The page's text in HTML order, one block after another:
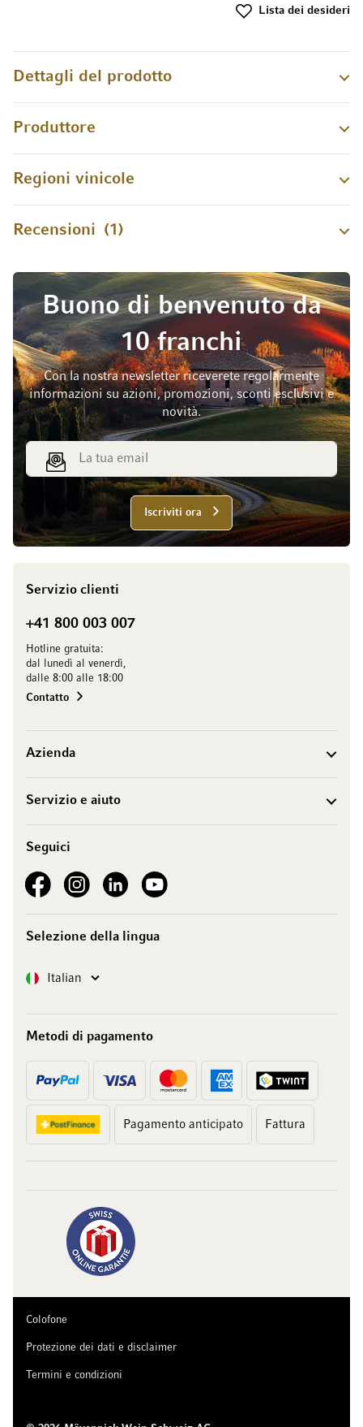
Lista dei desideri
Dettagli del prodotto
Produttore
Regioni vinicole
Recensioni 1
Buono di benvenuto da
10 franchi
Con la nostra newsletter riceverete regolarmente
informazioni su azioni, promozioni, sconti esclusivi e
novità.
Indirizzo email
Iscriviti ora
Servizio clienti
+41 800 003 007
Hotline gratuita:
dal lunedì al venerdì,
dalle 8:00 alle 18:00
Contatto
Azienda
Servizio e aiuto
Seguici
See our FacebookSee our Instagram account
See our LinkedInSee our YouTube channel
Selezione della lingua
Lingua Italian
Metodi di pagamento
Pagamento anticipato Fattura
Colofone
Protezione dei dati e disclaimer
Termini e condizioni